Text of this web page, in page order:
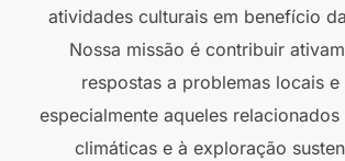
atividades culturais em benefício
Nossa missão é contribuir
respostas a problemas locais e
especialmente aqueles relacionados
climáticas e à exploração